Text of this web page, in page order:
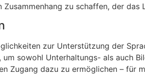
zu schaffen, der das
zur Unterstützung der
sowohl Unterhaltungs- als auch
Zugang dazu zu ermöglichen – für